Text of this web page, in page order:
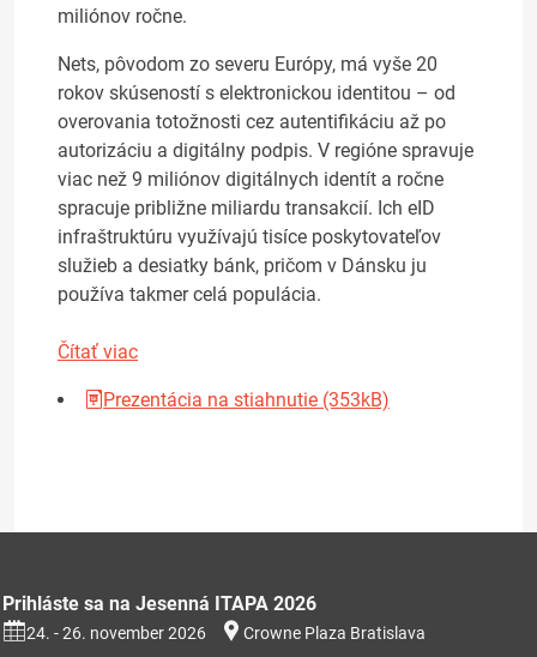
miliónov ročne.
Nets, pôvodom zo severu Európy, má vyše 20
rokov skúseností s elektronickou identitou – od
overovania totožnosti cez autentifikáciu až po
autorizáciu a digitálny podpis. V regióne spravuje
viac než 9 miliónov digitálnych identít a ročne
spracuje približne miliardu transakcií. Ich eID
infraštruktúru využívajú tisíce poskytovateľov
služieb a desiatky bánk, pričom v Dánsku ju
používa takmer celá populácia.
Čítať viac
Prezentácia na stiahnutie (353kB)
Prihláste sa na Jesenná ITAPA 2026
24. - 26. november 2026 Crowne Plaza Bratislava